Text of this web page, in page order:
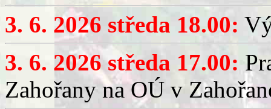
3. 6. 2026 středa 18.00:
3. 6. 2026 středa 17.00:
Zahořany na OÚ v